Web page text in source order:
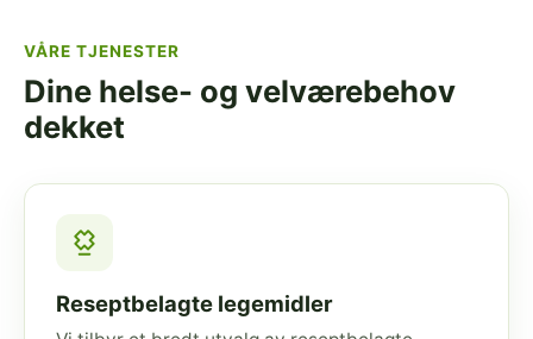
VÅRE TJENESTER
Dine helse- og velværebehov
dekket
Reseptbelagte legemidler